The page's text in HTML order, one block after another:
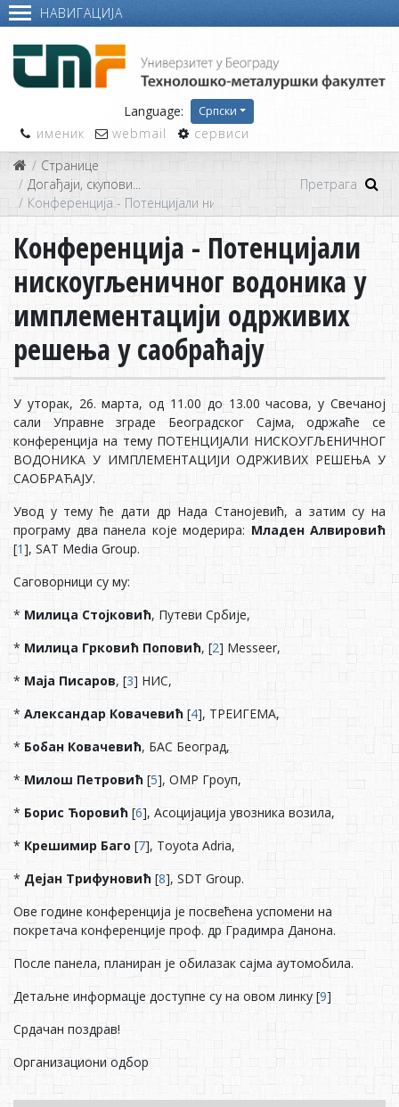
НАВИГАЦИЈА
Language: Српски
именик webmail
сервиси
Странице
Догађаји, скупови...
Конференција - Потенцијали нискоугљеничног водоника у
Конференција - Потенцијали
нискоугљеничног водоника у
имплементацији одрживих
решења у саобраћају
У уторак, 26. марта, од 11.00 до 13.00 часова, у Свечаној
сали Управне зграде Београдског Сајма, одржаће се
конференција на тему ПОТЕНЦИЈАЛИ НИСКОУГЉЕНИЧНОГ
ВОДОНИКА У ИМПЛЕМЕНТАЦИЈИ ОДРЖИВИХ РЕШЕЊА У
САОБРАЋАЈУ.
Увод у тему ће дати др Нада Станојевић, а затим су на
програму два панела које модерира: Младен Алвировић
[1], SAT Media Group.
Саговорници су му:
* Милица Стојковић, Путеви Србије,
* Милица Грковић Поповић, [2] Messeer,
* Маја Писаров, [3] НИС,
* Александар Ковачевић [4], ТРЕИГЕМА,
* Бобан Ковачевић, БАС Београд,
*Милош Петровић [5], ОМР Гроуп,
* Борис Ћоровић [6], Асоцијација увозника возила,
* Крешимир Баго [7], Toyota Adria,
* Дејан Трифуновић [8], SDT Group.
Ове године конференција је посвећена успомени на
покретача конференције проф. др Градимра Данона.
После панела, планиран је обилазак сајма аутомобила.
Детаљне информацје доступне су на овом линку [9]
Срдачан поздрав!
Организациони одбор